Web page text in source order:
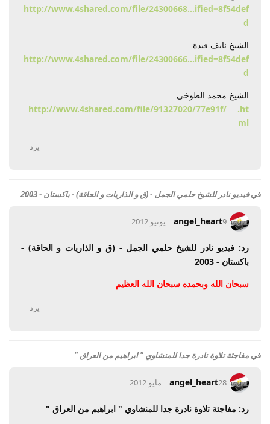
http://www.4shared.com/file/24300668...ified=8f54def
d
الشيخ نايف فيدة
http://www.4shared.com/file/24300666...ified=8f54def
d
الشيخ محمد الطوخي
http://www.4shared.com/file/91327020/77e91f/___.ht
ml
يرد
فيفيديو نادر للشيخ حلمي الجمل - (ق و الذاريات و الحاقة) - باكستان - 2003
angel_heart9 يونيو 2012
رد: فيديو نادر للشيخ حلمي الجمل - (ق و الذاريات و الحاقة) -
باكستان - 2003
سبحان الله وبحمده سبحان الله العظيم
يرد
في مفاجئة تلاوة نادرة جدا للمنشاوي " ابراهيم من العراق "
angel_heart28 مايو 2012
رد: مفاجئة تلاوة نادرة جدا للمنشاوي " ابراهيم من العراق "